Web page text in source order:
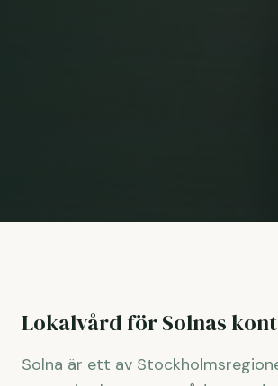
Lokalvård för Solnas
Solna är ett av